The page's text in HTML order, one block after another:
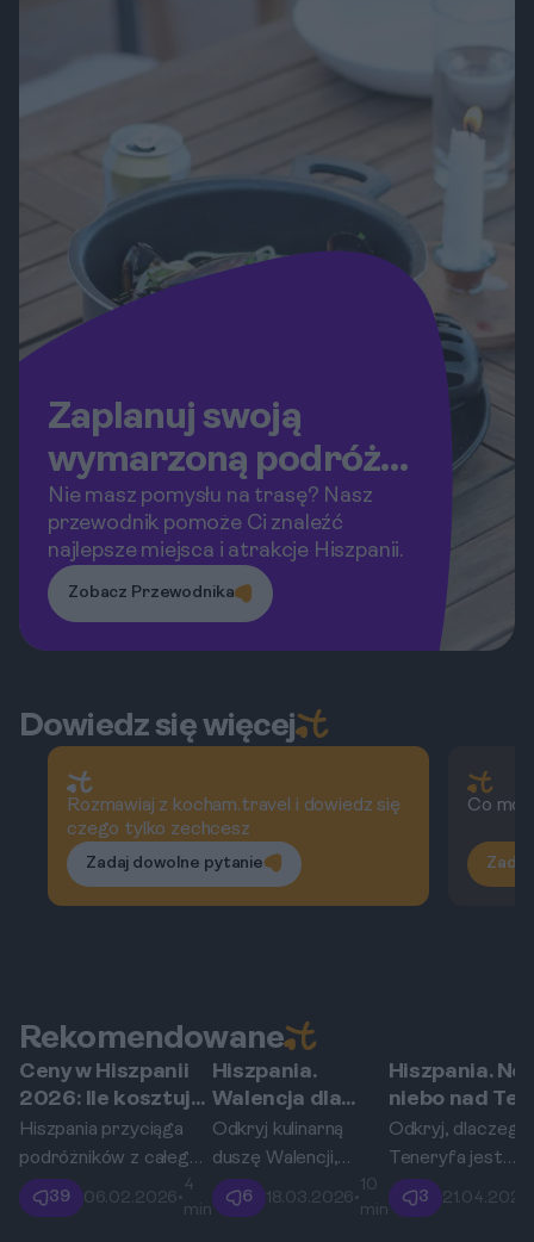
straconych chwil. Ten intensywny plan
zwiedzania został stworzony z myślą o
godzinę na aktywną eksplorację.
Przygotuj wygodne buty, ponieważ
urokliwe miasta, imponujące wydmy i
górskie szczyty.
Zaplanuj swoją
wymarzoną podróż
do Hiszpanii!
Nie masz pomysłu na trasę? Nasz
przewodnik pomoże Ci znaleźć
najlepsze miejsca i atrakcje Hiszpanii.
Zobacz Przewodnika
Dowiedz się więcej
Rozmawiaj z kocham.travel i dowiedz się
czego tylko zechcesz
Zadaj dowolne pytanie
Co
Rekomendowane
Hiszpania
Ceny w Hiszpanii
2026: Ile kosztują
tapas, paella i
sangria?
Hiszpania przyciąga
podróżników z całego
świata, a jednym z jej
największych uroków
39 06.02.2026•
4
min
Walencja
Hiszpania.
Walencja dla
smakoszy: 7 dań,
których musisz
spróbować poza
paellą.
Odkryj kulinarną
duszę Walencji,
która kryje się
daleko poza słynną
6 18.03.2026•
10
min
Teneryfa
Hiszpania.
niebo nad
jak
zorganizować
obserwację
gwiazd na
Odkryj, dlaczego
Teneryfa jest
jednym z
miejsc na
3 21.04.2026